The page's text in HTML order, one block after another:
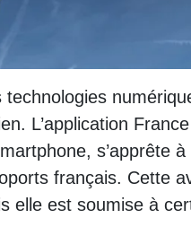
technologies
L’application
s’apprête
français. Cette
elle est soumise à